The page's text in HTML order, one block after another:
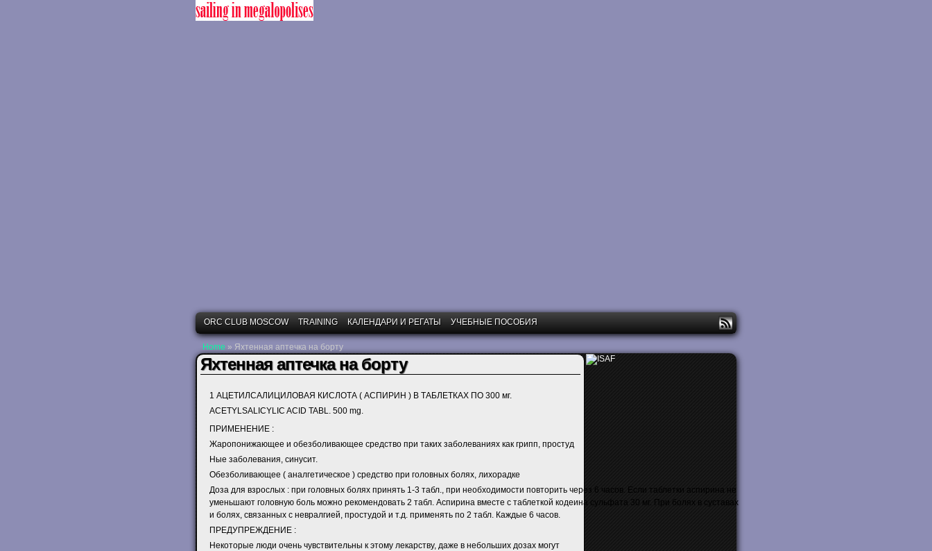
ORC CLUB MOSCOW TRAINING КАЛЕНДАРИ И РЕГАТЫ УЧЕБНЫЕ ПОСОБИЯ
Home » Яхтенная аптечка на борту
Яхтенная аптечка на борту
1 АЦЕТИЛСАЛИЦИЛОВАЯ КИСЛОТА ( АСПИРИН ) В ТАБЛЕТКАХ ПО 300 мг.
ACETYLSALICYLIC ACID TABL. 500 mg.
ПРИМЕНЕНИЕ :
Жаропонижающее и обезболивающее средство при таких заболеваниях как грипп, простуд
Ные заболевания, синусит.
Обезболивающее ( аналгетическое ) средство при головных болях, лихорадке
Доза для взрослых : при головных болях принять 1-3 табл., при необходимости повторить через 6 часов. Если таблетки аспирина не
уменьшают головную боль можно рекомендовать 2 табл. Аспирина вместе с таблеткой кодеина сульфата 30 мг. При болях в суставах
и болях, связанных с невралгией, простудой и т.д. применять по 2 табл. Каждые 6 часов.
ПРЕДУПРЕЖДЕНИЕ :
Некоторые люди очень чувствительны к этому лекарству, даже в небольших дозах могут